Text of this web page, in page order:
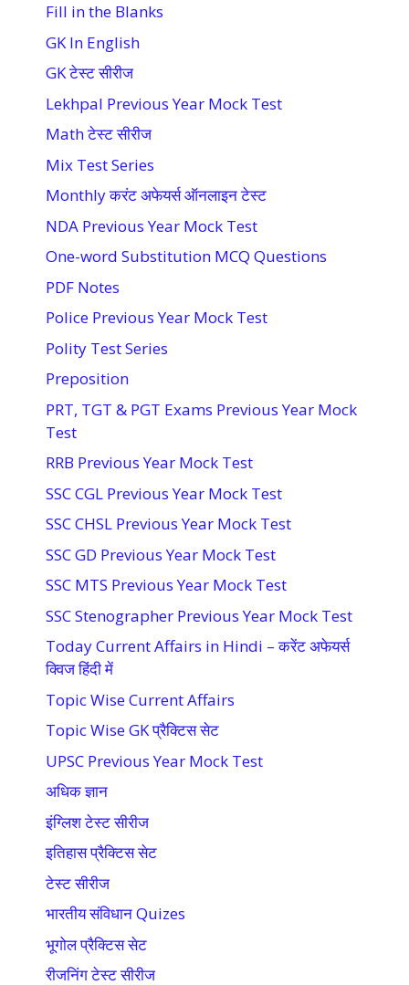
Fill in the Blanks
GK In English
GK टेस्ट सीरीज
Lekhpal Previous Year Mock Test
Math टेस्ट सीरीज
Mix Test Series
Monthly करंट अफेयर्स ऑनलाइन टेस्ट
NDA Previous Year Mock Test
One-word Substitution MCQ Questions
PDF Notes
Police Previous Year Mock Test
Polity Test Series
Preposition
PRT, TGT & PGT Exams Previous Year Mock
Test
RRB Previous Year Mock Test
SSC CGL Previous Year Mock Test
SSC CHSL Previous Year Mock Test
SSC GD Previous Year Mock Test
SSC MTS Previous Year Mock Test
SSC Stenographer Previous Year Mock Test
Today Current Affairs in Hindi – करेंट अफेयर्स
क्विज हिंदी में
Topic Wise Current Affairs
Topic Wise GK प्रैक्टिस सेट
UPSC Previous Year Mock Test
अधिक ज्ञान
इंग्लिश टेस्ट सीरीज
इतिहास प्रैक्टिस सेट
टेस्ट सीरीज
भारतीय संविधान Quizes
भूगोल प्रैक्टिस सेट
रीजनिंग टेस्ट सीरीज